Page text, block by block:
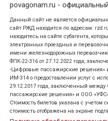
povagonam.ru -
Данный сайт не является
сайт РЖД находится по адресам:
находитесь на сайте субагента,
электронных проездных и
имени железнодорожных
ФПК-22-316 от 27.12.2022 года,
-Цифровые пассажирские решения»
ИМ-314 о предоставлении услуг с
29.12.2017 года, заключенный
пассажирские решения» и ООО
Стоимость билетов указана с учетом
стоимость отображена на экране